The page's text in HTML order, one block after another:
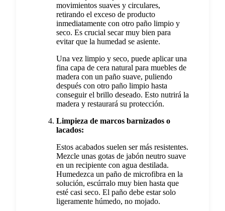
movimientos suaves y circulares,
retirando el exceso de producto
inmediatamente con otro paño limpio y
seco. Es crucial secar muy bien para
evitar que la humedad se asiente.
Una vez limpio y seco, puede aplicar una
fina capa de cera natural para muebles de
madera con un paño suave, puliendo
después con otro paño limpio hasta
conseguir el brillo deseado. Esto nutrirá la
madera y restaurará su protección.
Limpieza de marcos barnizados o
lacados:
Estos acabados suelen ser más resistentes.
Mezcle unas gotas de jabón neutro suave
en un recipiente con agua destilada.
Humedezca un paño de microfibra en la
solución, escúrralo muy bien hasta que
esté casi seco. El paño debe estar solo
ligeramente húmedo, no mojado.